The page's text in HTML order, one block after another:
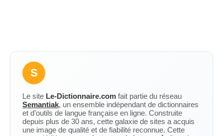
S
Le site Le-Dictionnaire.com fait partie du réseau
Semantiak, un ensemble indépendant de dictionnaires
et d’outils de langue française en ligne. Construite
depuis plus de 30 ans, cette galaxie de sites a acquis
une image de qualité et de fiabilité reconnue. Cette